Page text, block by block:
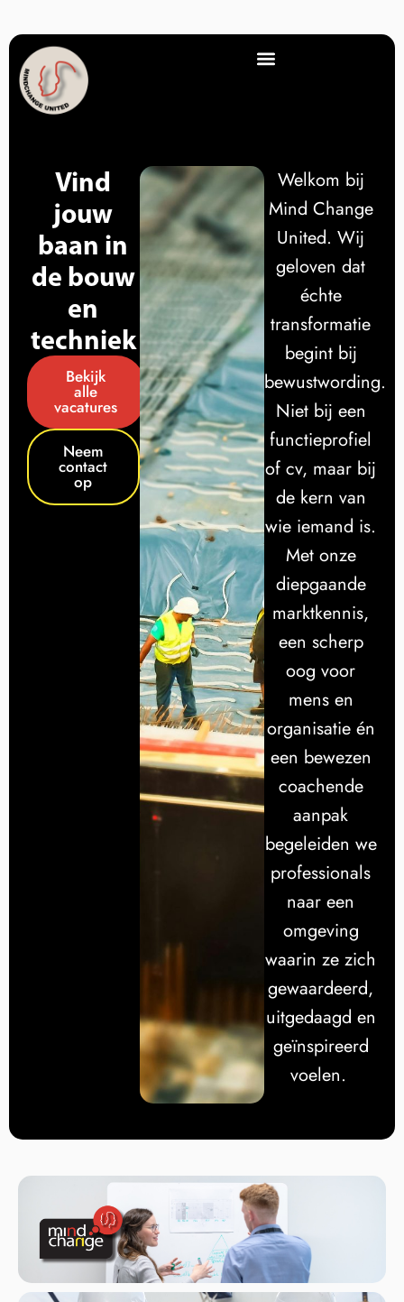
Vind
jouw
baan in
de bouw
en
techniek
Bekijk
alle
vacatures
Neem
contact
op
Welkom bij
Mind Change
United. Wij
geloven dat
échte
transformatie
begint bij
bewustwording.
Niet bij een
functieprofiel
of cv, maar bij
de kern van
wie iemand is.
Met onze
diepgaande
marktkennis,
een scherp
oog voor
mens en
organisatie én
een bewezen
coachende
aanpak
begeleiden we
professionals
naar een
omgeving
waarin ze zich
gewaardeerd,
uitgedaagd en
geïnspireerd
voelen.